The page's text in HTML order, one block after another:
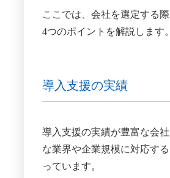
ここでは、会社を選定する
4つのポイントを解説します。
導入支援の実績
導入支援の実績が豊富な会
な業界や企業規模に対応す
っています。